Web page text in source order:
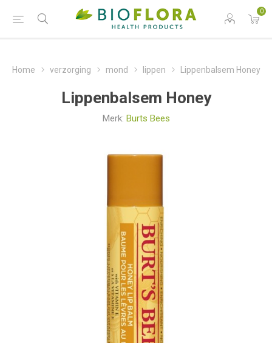
0
Home verzorging mond lippen Lippenbalsem Honey
Lippenbalsem Honey
Merk: Burts Bees